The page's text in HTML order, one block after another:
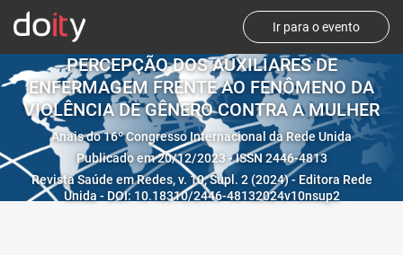
Ir para o evento
PERCEPÇÃO DOS AUXILIARES DE
ENFERMAGEM FRENTE AO FENÔMENO DA
VIOLÊNCIA DE GÊNERO CONTRA A MULHER
Anais do 16º Congresso Internacional da Rede Unida
Publicado em 20/12/2023 - ISSN 2446-4813
Revista Saúde em Redes, v. 10, Supl. 2 (2024) - Editora Rede
Unida - DOI: 10.18310/2446-48132024v10nsup2